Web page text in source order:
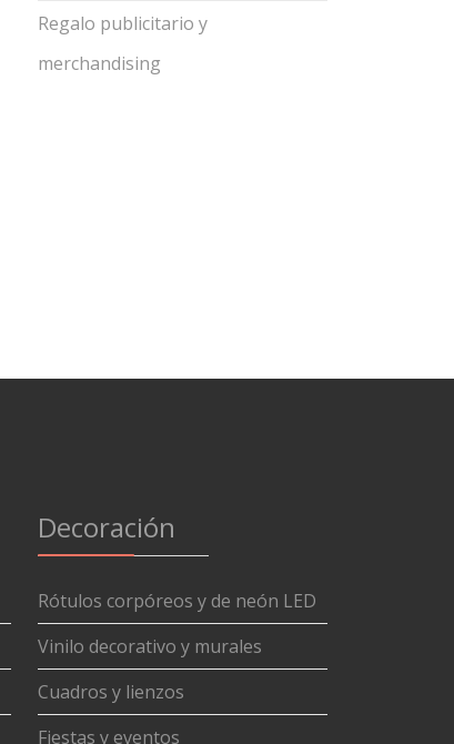
Regalo publicitario y
merchandising
Decoración
Rótulos corpóreos y de neón LED
Vinilo decorativo y murales
Cuadros y lienzos
Fiestas y eventos